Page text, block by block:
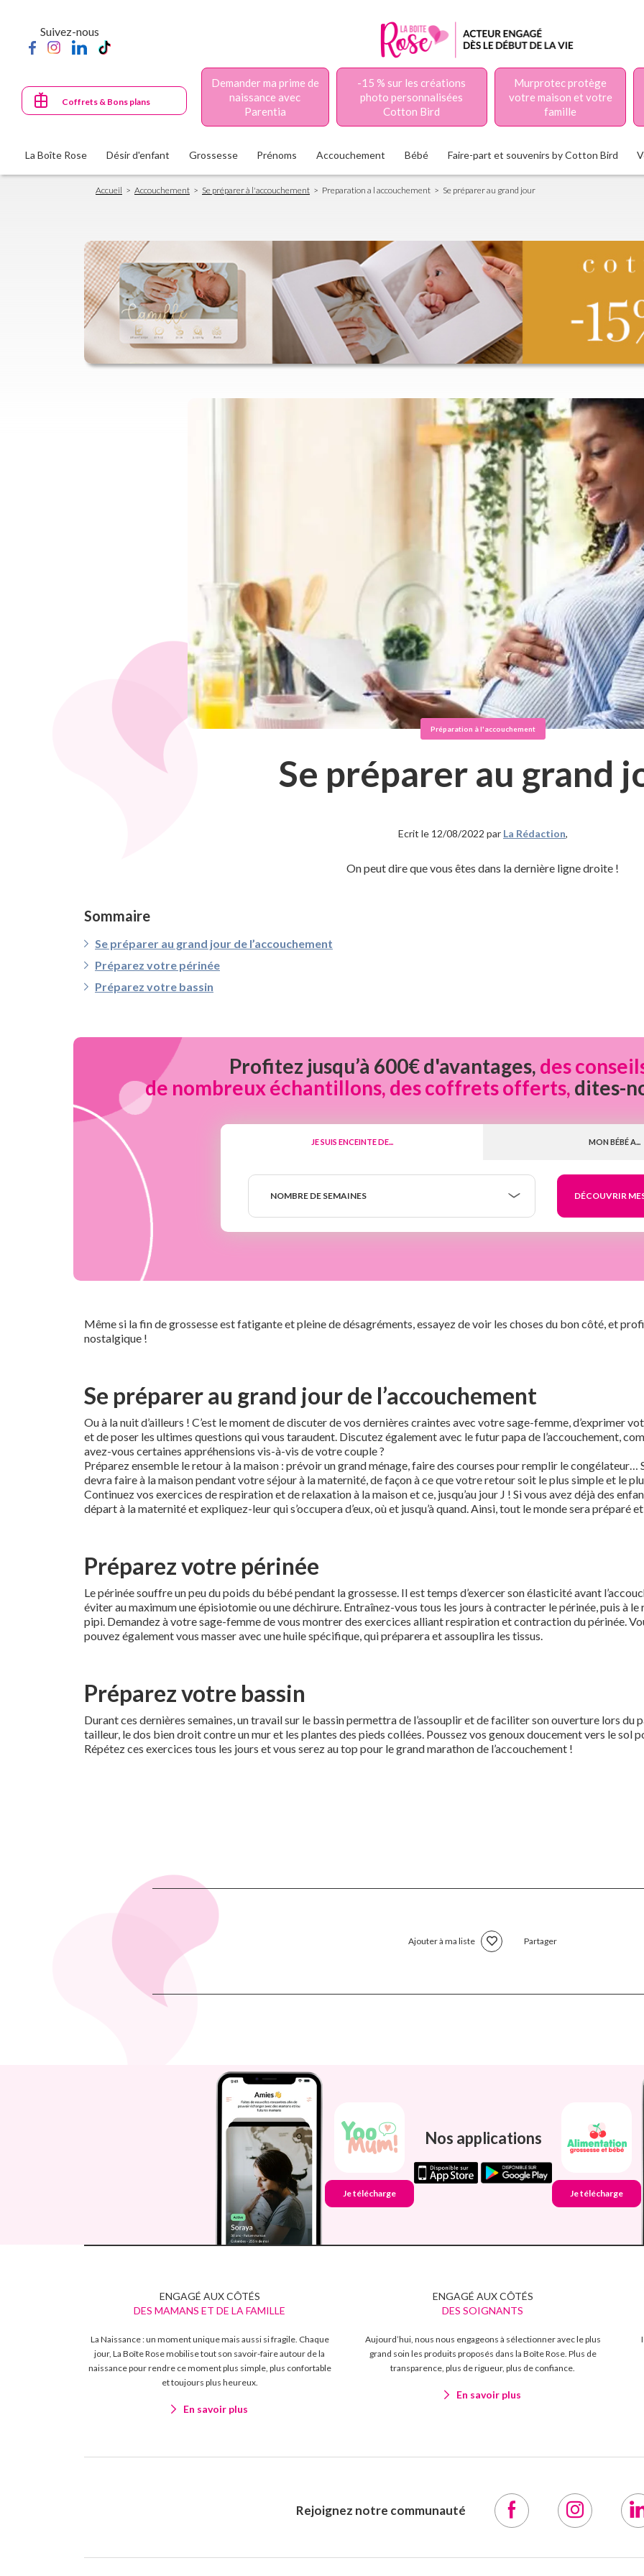
principal
Suivez-nous
Coffrets & Bons plans
Demander ma prime de
naissance avec
Parentia
-15 % sur les créations
photo personnalisées
Cotton Bird
Murprotec protège
votre maison et votre
famille
La Boîte Rose Désir d'enfant Grossesse Prénoms Accouchement Bébé Faire-part et souvenirs by Cotton Bird
Fil
d'Ariane
Accueil Accouchement Se préparer à l'accouchement Preparation a l accouchement Se préparer au grand jour
Préparation à l'accouchement
Se préparer au grand
Ecrit le 12/08/2022 par La Rédaction,
On peut dire que vous êtes dans la dernière ligne droite !
Sommaire
Se préparer au grand jour de l’accouchement
Préparez votre périnée
Préparez votre bassin
Profitez jusqu’à 600€ d'avantages, des
de nombreux échantillons, des coffrets offerts, dites-
JE SUIS ENCEINTE DE... MON BÉBÉ A...
Nombre
semaines
NOMBRE DE SEMAINES
Même si la fin de grossesse est fatigante et pleine de désagréments, essayez de voir les choses du bon côté, et
nostalgique !
Se préparer au grand jour de l’accouchement
Ou à la nuit d’ailleurs ! C’est le moment de discuter de vos dernières craintes avec votre sage-femme, d’exprimer
et de poser les ultimes questions qui vous taraudent. Discutez également avec le futur papa de l’accouchement,
avez-vous certaines appréhensions vis-à-vis de votre couple ?
Préparez ensemble le retour à la maison : prévoir un grand ménage, faire des courses pour remplir le congélateur…
devra faire à la maison pendant votre séjour à la maternité, de façon à ce que votre retour soit le plus simple et le
Continuez vos exercices de respiration et de relaxation à la maison et ce, jusqu’au jour J ! Si vous avez déjà des
départ à la maternité et expliquez-leur qui s’occupera d’eux, où et jusqu’à quand. Ainsi, tout le monde sera préparé
Préparez votre périnée
Le périnée souffre un peu du poids du bébé pendant la grossesse. Il est temps d’exercer son élasticité avant
éviter au maximum une épisiotomie ou une déchirure. Entraînez-vous tous les jours à contracter le périnée, puis à
pipi. Demandez à votre sage-femme de vous montrer des exercices alliant respiration et contraction du périnée.
pouvez également vous masser avec une huile spécifique, qui préparera et assouplira les tissus.
Préparez votre bassin
Durant ces dernières semaines, un travail sur le bassin permettra de l’assouplir et de faciliter son ouverture lors du
tailleur, le dos bien droit contre un mur et les plantes des pieds collées. Poussez vos genoux doucement vers le sol
Répétez ces exercices tous les jours et vous serez au top pour le grand marathon de l’accouchement !
Ajouter à ma liste Partager
Je télécharge
Nos applications
Je télécharge
ENGAGÉ AUX CÔTÉS
DES MAMANS ET DE LA FAMILLE
La Naissance : un moment unique mais aussi si fragile. Chaque
jour, La Boîte Rose mobilise tout son savoir-faire autour de la
naissance pour rendre ce moment plus simple, plus confortable
et toujours plus heureux.
En savoir plus
ENGAGÉ AUX CÔTÉS
DES SOIGNANTS
Aujourd’hui, nous nous engageons à sélectionner avec le plus
grand soin les produits proposés dans la Boîte Rose. Plus de
transparence, plus de rigueur, plus de confiance.
En savoir plus
Rejoignez notre communauté